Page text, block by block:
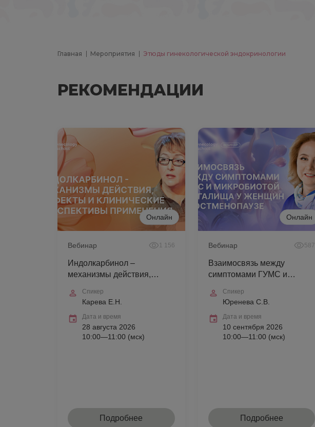
Главная Мероприятия Этюды гинекологической эндокринологии
РЕКОМЕНДАЦИИ
Онлайн
Вебинар 1 156
Индолкарбинол –
механизмы действия,
перспективы применения
Спикер
Карева Е.Н.
Дата и время
28 августа 2026
10:00—11:00 (мск)
Подробнее
Онлайн
Вебинар 587
Взаимосвязь между
симптомами ГУМС и
женщин в постменопаузе
Спикер
Юренева С.В.
Дата и время
10 сентября 2026
10:00—11:00 (мск)
Подробнее